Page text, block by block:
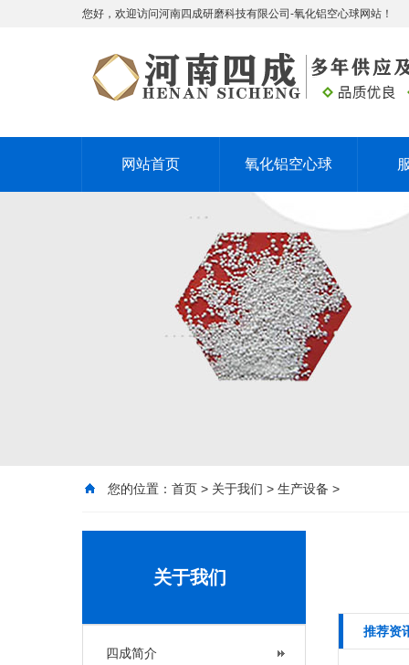
您好，欢迎访问河南四成研磨科技有限公司-氧化铝空心球网站！
网站首页 氧化铝空心球
您的位置： 首页 > 关于我们 > 生产设备 >
关于我们
四成简介
推荐资